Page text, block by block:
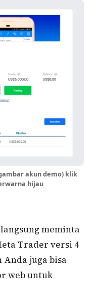
akun demo) klik
hijau
meminta
Trader versi 4
Anda juga bisa
web untuk